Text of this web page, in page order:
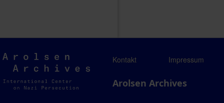
Arolsen
Archives
Kontakt Impressum
Arolsen Archives